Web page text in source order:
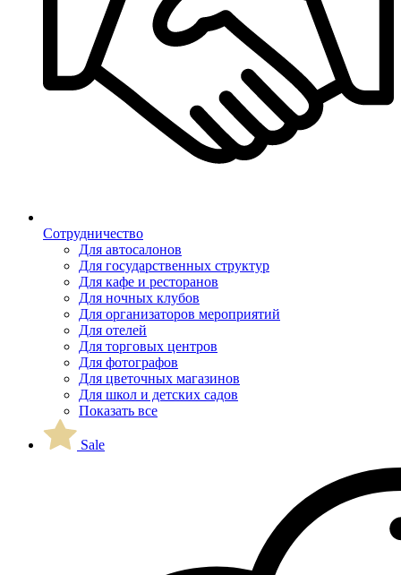
Сотрудничество
Для автосалонов
Для государственных структур
Для кафе и ресторанов
Для ночных клубов
Для организаторов мероприятий
Для отелей
Для торговых центров
Для фотографов
Для цветочных магазинов
Для школ и детских садов
Показать все
Sale